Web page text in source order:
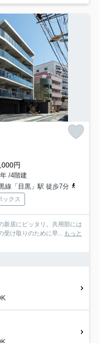
円
/4階建
線「目黒」駅 徒歩7分
ックス
新居にピッタリ。共用部には
受け取りのために早... もっと